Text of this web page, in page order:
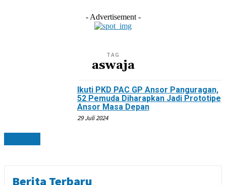
- Advertisement -
TAG
aswaja
Ikuti PKD PAC GP Ansor Panguragan,
52 Pemuda Diharapkan Jadi Prototipe
Ansor Masa Depan
29 Juli 2024
Berita Terbaru